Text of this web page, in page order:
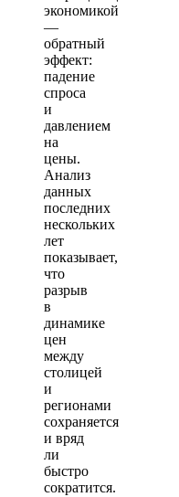
экономикой
—
обратный
эффект:
падение
спроса
и
давлением
на
цены.
Анализ
данных
последних
нескольких
лет
показывает,
что
разрыв
в
динамике
цен
между
столицей
и
регионами
сохраняется
и вряд
ли
быстро
сократится.